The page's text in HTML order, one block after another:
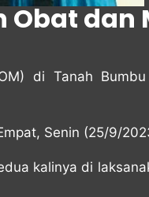
Obat
di Tanah Bumbu
Senin (25/9/
kalinya di